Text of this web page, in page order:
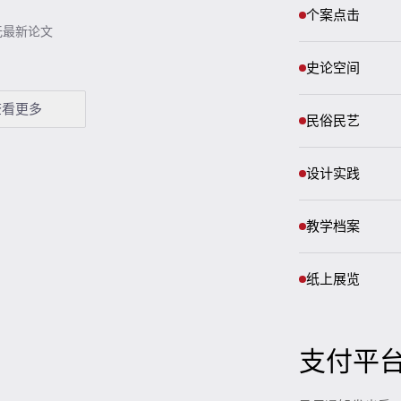
新论文
更多
个案点击
史论空间
民俗民艺
设计实践
教学档案
纸上展览
支付平